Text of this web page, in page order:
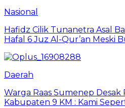
Nasional
Hafidz Cilik Tunanetra Asal
Hafal 6 Juz Al-Qur’an Meski
Daerah
Warga Raas Sumenep Desak
Kabupaten 9 KM : Kami